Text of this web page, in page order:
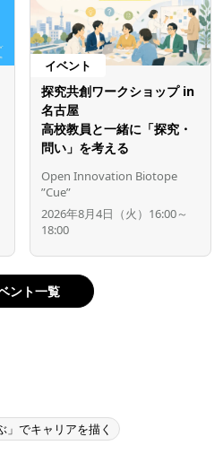
イベント
探究共創ワークショップ in
名古屋
高校教員と一緒に「探究・
問い」を考える
Open Innovation Biotope
”Cue”
2026年8月4日（火）16:00～
18:00
ント一覧
」でキャリアを描く